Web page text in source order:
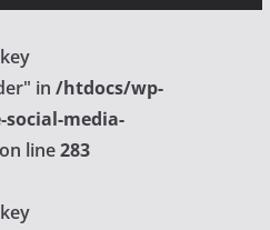
in /htdocs/wp-
media-
on line283